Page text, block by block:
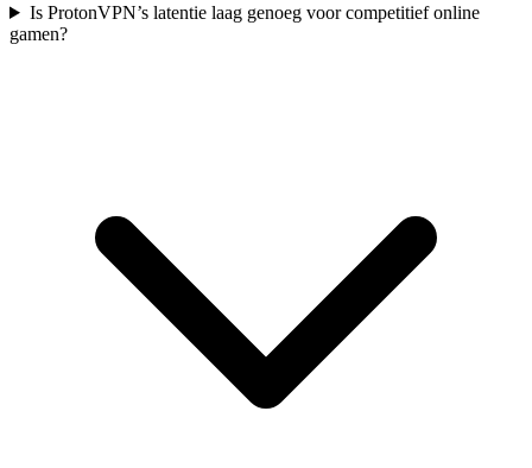
Is ProtonVPN’s latentie laag genoeg voor competitief online
gamen?